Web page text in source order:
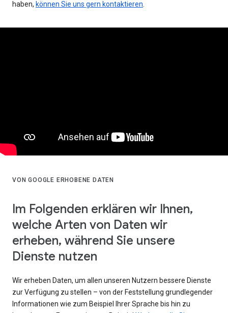
haben, können Sie uns gern kontaktieren
VON GOOGLE ERHOBENE DATEN
Im Folgenden erklären wir Ihnen,
welche Arten von Daten wir
erheben, während Sie unsere
Dienste nutzen
Wir erheben Daten, um allen unseren Nutzern bessere Dienste
zur Verfügung zu stellen – von der Feststellung grundlegender
Informationen wie zum Beispiel Ihrer Sprache bis hin zu